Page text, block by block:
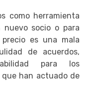
como herramienta
socio o para
es una mala
de acuerdos,
para los
han actuado de